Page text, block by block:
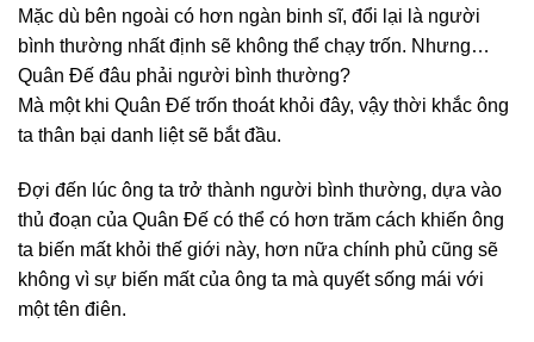
Mặc dù bên ngoài có hơn ngàn binh sĩ, đổi lại là người
bình thường nhất định sẽ không thể chạy trốn. Nhưng…
Quân Đế đâu phải người bình thường?
Mà một khi Quân Đế trốn thoát khỏi đây, vậy thời khắc ông
ta thân bại danh liệt sẽ bắt đầu.
Đợi đến lúc ông ta trở thành người bình thường, dựa vào
thủ đoạn của Quân Đế có thể có hơn trăm cách khiến ông
ta biến mất khỏi thế giới này, hơn nữa chính phủ cũng sẽ
không vì sự biến mất của ông ta mà quyết sống mái với
một tên điên.